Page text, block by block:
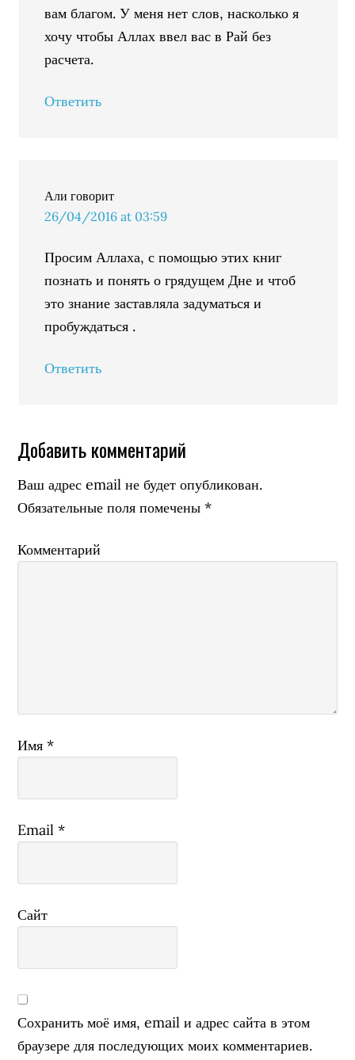
вам благом. У меня нет слов, насколько я
хочу чтобы Аллах ввел вас в Рай без
расчета.
Ответить
Али говорит
26/04/2016 at 03:59
Просим Аллаха, с помощью этих книг
познать и понять о грядущем Дне и чтоб
это знание заставляла задуматься и
пробуждаться .
Ответить
Добавить комментарий
Ваш адрес email не будет опубликован.
Обязательные поля помечены*
Комментарий
Имя*
Email*
Сайт
Сохранить моё имя, email и адрес сайта в этом
браузере для последующих моих комментариев.